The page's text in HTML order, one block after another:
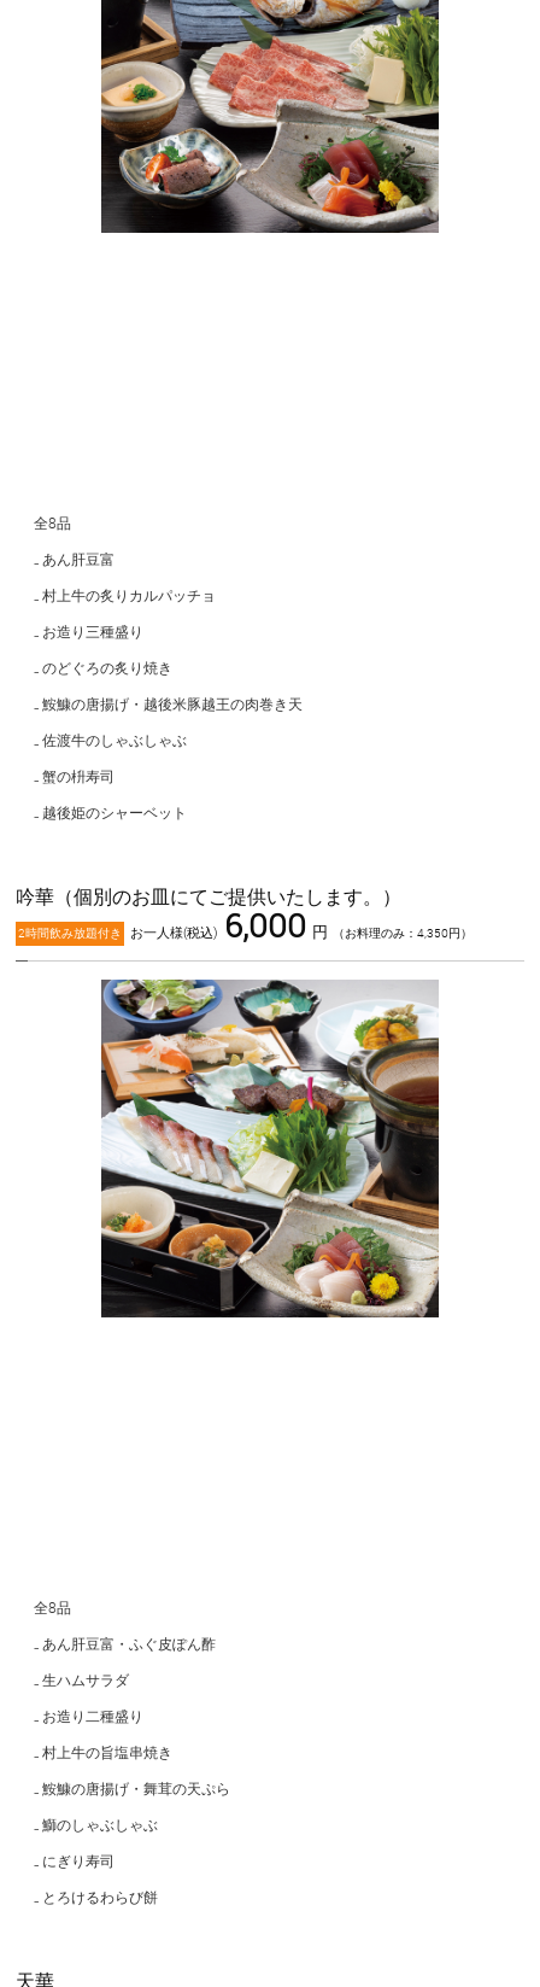
全8品
₋ あん肝豆富
₋ 村上牛の炙りカルパッチョ
₋ お造り三種盛り
₋ のどぐろの炙り焼き
₋ 鮟鱇の唐揚げ・越後米豚越王の肉巻き天
₋ 佐渡牛のしゃぶしゃぶ
₋ 蟹の枡寿司
₋ 越後姫のシャーベット
吟華（個別のお皿にてご提供いたします。）
2時間飲み放題付き お一人様(税込) 6,000 円 （お料理のみ：4,350円）
全8品
₋ あん肝豆富・ふぐ皮ぽん酢
₋ 生ハムサラダ
₋ お造り二種盛り
₋ 村上牛の旨塩串焼き
₋ 鮟鱇の唐揚げ・舞茸の天ぷら
₋ 鰤のしゃぶしゃぶ
₋ にぎり寿司
₋ とろけるわらび餅
天華